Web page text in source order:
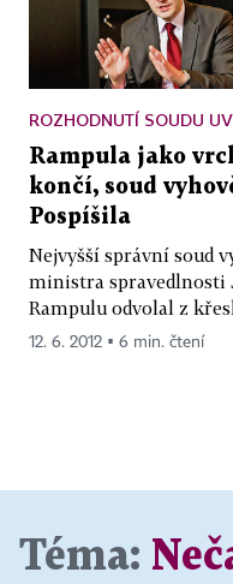
ROZHODNUTÍ SOUDU
Rampula jako
končí, soud
Pospíšila
Nejvyšší správní soud
ministra spravedlnosti
Rampulu odvolal z
12. 6. 2012 ▪ 6 min. čtení
Téma: